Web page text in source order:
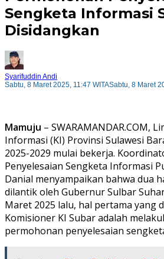
Sengketa Informasi
Disidangkan
Syarifuddin Andi
Sabtu, 8 Maret 2025, 11:47 WITASabtu, 8 Maret
Mamuju – SWARAMANDAR.COM,
Informasi (KI) Provinsi Sulawesi
2025-2029 mulai bekerja.
Penyelesaian Sengketa Informasi
Danial menyampaikan bahwa dua
dilantik oleh Gubernur Sulbar
Maret 2025 lalu, hal pertama yang
Komisioner KI Subar adalah
permohonan penyelesaian